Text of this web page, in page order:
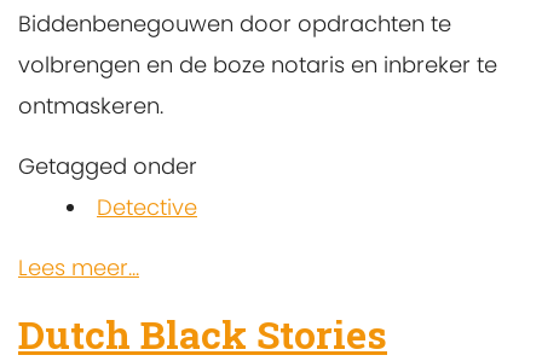
Biddenbenegouwen door opdrachten te
volbrengen en de boze notaris en inbreker te
ontmaskeren.
Getagged onder
Detective
Lees meer...
Dutch Black Stories